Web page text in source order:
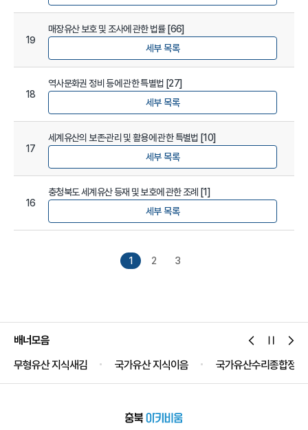
19
매장유산 보호 및 조사에 관한 법률 [66]
세부 목록
18
역사문화권 정비 등에 관한 특별법 [27]
세부 목록
17
세계유산의 보존·관리 및 활용에 관한 특별법 [10]
세부 목록
16
충청북도 세계유산 등재 및 보호에 관한 조례 [1]
세부 목록
1 2 3
배너모음
무형유산 지식새김
국가유산 지식이음 국가유산수리종합정보